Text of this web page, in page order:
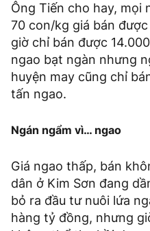
Ông Tiến cho hay, mọi
70 con/kg giá bán
giờ chỉ bán được
ngao bạt ngàn nhưng
huyện may cũng chỉ
tấn ngao.
Ngán ngẩm vì… ngao
Giá ngao thấp, bán
dân ở Kim Sơn đang
bỏ ra đầu tư nuôi lứa
hàng tỷ đồng, nhưng